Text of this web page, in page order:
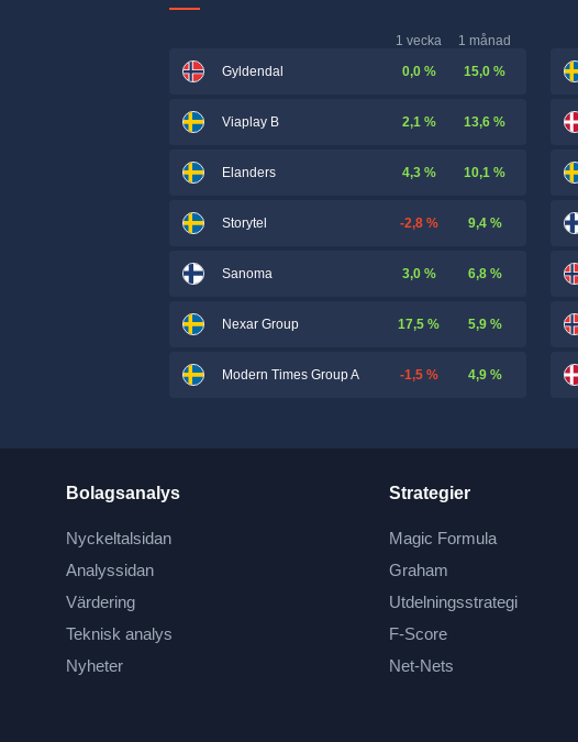
1 vecka
1 månad
Gyldendal
0,0 % 15,0 %
Viaplay B 2,1 % 13,6 %
Elanders 4,3 % 10,1 %
Storytel -2,8 % 9,4 %
Sanoma 3,0 % 6,8 %
Nexar Group 17,5 % 5,9 %
Modern Times Group A -1,5 % 4,9 %
Bolagsanalys
Nyckeltalsidan
Analyssidan
Värdering
Teknisk analys
Nyheter
Strategier
Magic Formula
Graham
Utdelningsstrategi
F-Score
Net-Nets